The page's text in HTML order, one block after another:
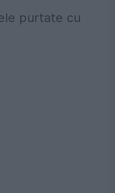
purtate cu